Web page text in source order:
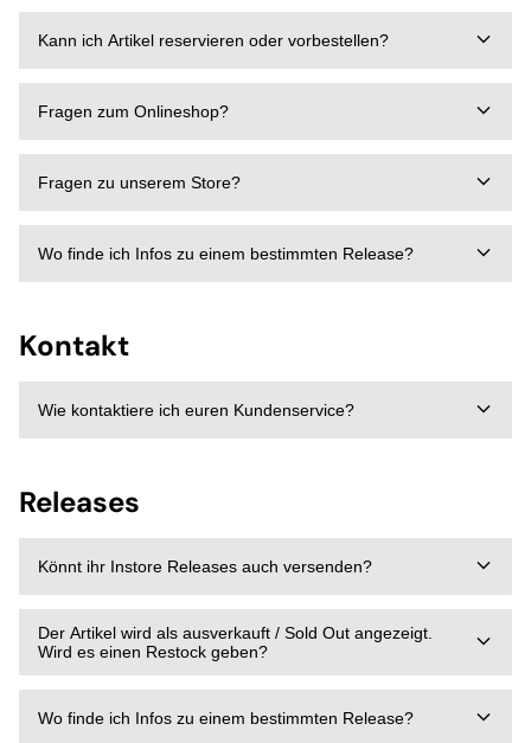
Kann ich Artikel reservieren oder vorbestellen?
Fragen zum Onlineshop?
Fragen zu unserem Store?
Wo finde ich Infos zu einem bestimmten Release?
Kontakt
Wie kontaktiere ich euren Kundenservice?
Releases
Könnt ihr Instore Releases auch versenden?
Der Artikel wird als ausverkauft / Sold Out angezeigt.
Wird es einen Restock geben?
Wo finde ich Infos zu einem bestimmten Release?